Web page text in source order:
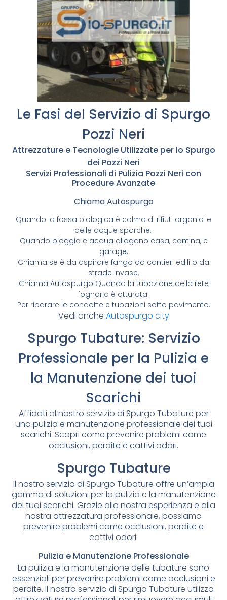
Le Fasi del Servizio di Spurgo
Pozzi Neri
Attrezzature e Tecnologie Utilizzate per lo Spurgo
dei Pozzi Neri
Servizi Professionali di Pulizia Pozzi Neri con
Procedure Avanzate
Chiama Autospurgo
Quando la fossa biologica è colma di rifiuti organici e
delle acque sporche,
Quando pioggia e acqua allagano casa, cantina, e
garage,
Chiama se è da aspirare fango da cantieri edili o da
strade invase.
Chiama Autospurgo Quando la tubazione della rete
fognaria è otturata.
Per riparare le condotte e tubazioni sotto pavimento.
Vedi anche Autospurgo city
Spurgo Tubature: Servizio
Professionale per la Pulizia e
la Manutenzione dei tuoi
Scarichi
Affidati al nostro servizio di Spurgo Tubature per
una pulizia e manutenzione professionale dei tuoi
scarichi. Scopri come prevenire problemi come
occlusioni, perdite e cattivi odori.
Spurgo Tubature
Il nostro servizio di Spurgo Tubature offre un’ampia
gamma di soluzioni per la pulizia e la manutenzione
dei tuoi scarichi. Grazie alla nostra esperienza e alla
nostra attrezzatura professionale, possiamo
prevenire problemi come occlusioni, perdite e
cattivi odori.
Pulizia e Manutenzione Professionale
La pulizia e la manutenzione delle tubature sono
essenziali per prevenire problemi come occlusioni e
perdite. Il nostro servizio di Spurgo Tubature utilizza